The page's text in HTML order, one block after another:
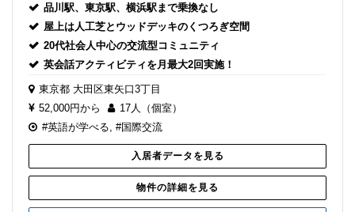
品川駅、東京駅、横浜駅まで乗換なし
屋上は人工芝とウッドデッキのくつろぎ空間
20代社会人中心の交流型コミュニティ
英会話アクティビティを月最大2回実施！
東京都 大田区東矢口3丁目
52,000円から
17人（個室）
#英語が学べる #国際交流
入居者データを見る
物件の詳細を見る